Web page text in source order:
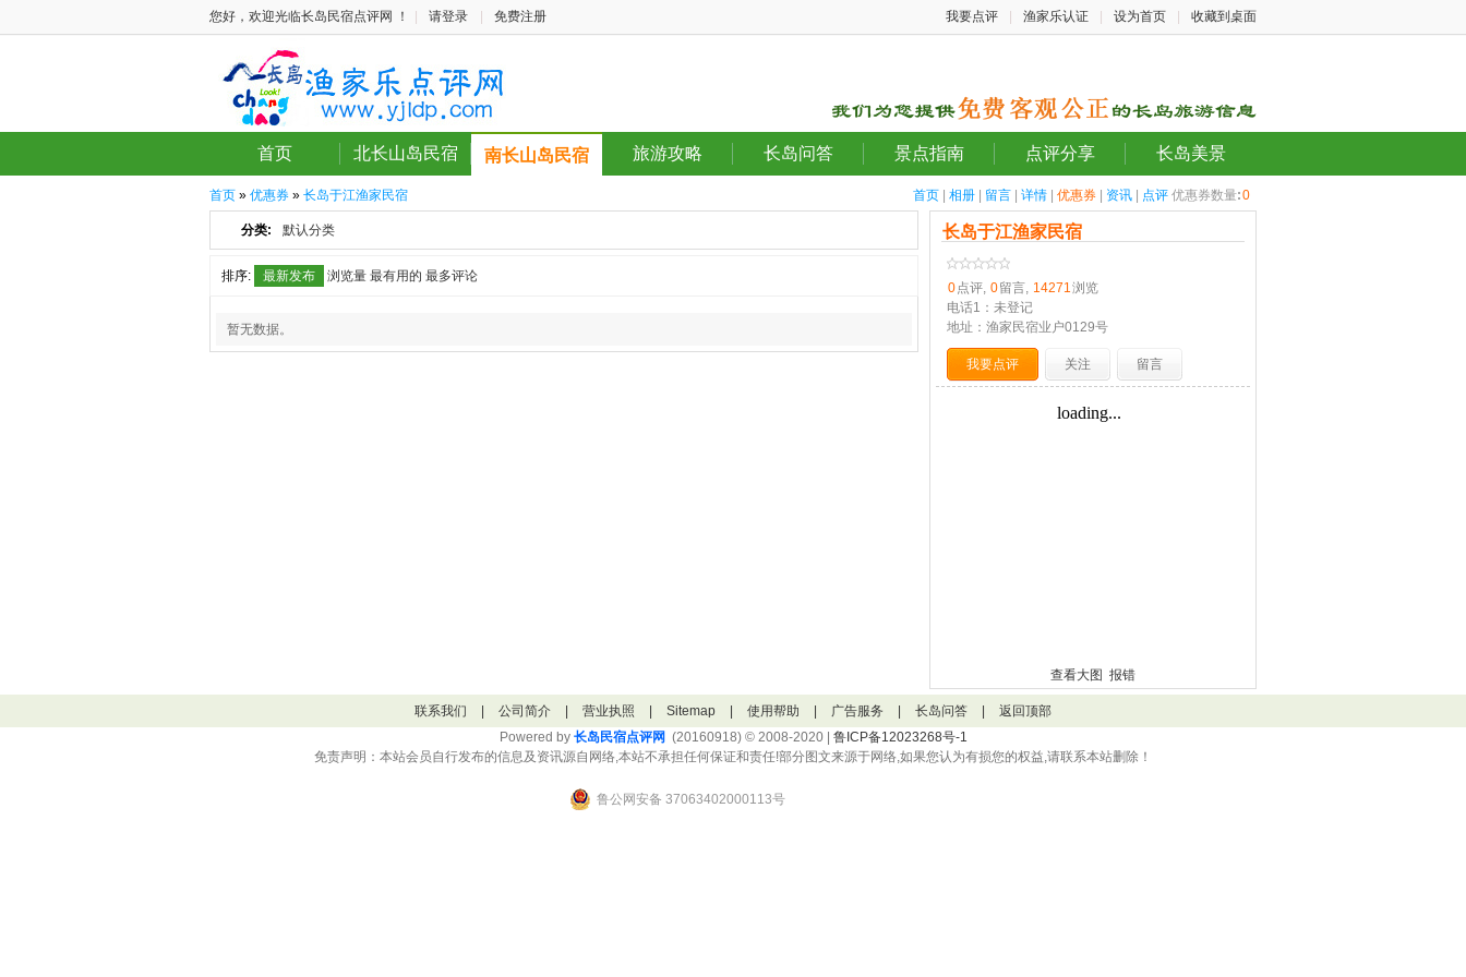
您好，欢迎光临长岛民宿点评网 ！ 请登录 免费注册 我要点评 渔家乐认证 设为首页 收藏到桌面
首页 北长山岛民宿 南长山岛民宿 旅游攻略 长岛问答 景点指南 点评分享 长岛美景
首页 相册 留言 详情 优惠券 资讯 点评 优惠券数量:0
首页 » 优惠券 » 长岛于江渔家民宿
分类: 默认分类
排序: 最新发布 浏览量 最有用的 最多评论
暂无数据。
长岛于江渔家民宿
0点评, 0留言, 14271浏览
电话1：未登记
地址：渔家民宿业户0129号
我要点评 关注 留言
查看大图 报错
联系我们 公司简介 营业执照 Sitemap 使用帮助 广告服务 长岛问答
返回顶部
Powered by 长岛民宿点评网 (20160918) © 2008-2020 | 鲁ICP备12023268号-1
免责声明：本站会员自行发布的信息及资讯源自网络,本站不承担任何保证和责任!部分图文来源于网络,如果您认为有损您的权益,请联系本站删除！
鲁公网安备 37063402000113号